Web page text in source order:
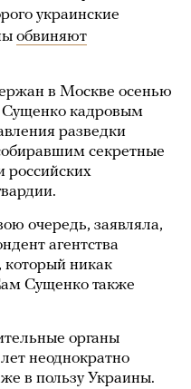
украинские
обвиняют
в Москве осенью
кадровым
разведки
секретные
российских
очередь, заявляла,
агентства
никак
Сущенко также
органы
неоднократно
в пользу Украины.